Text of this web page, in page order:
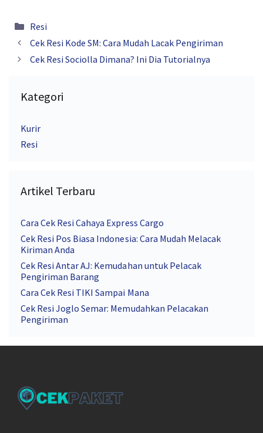
Kategori
Resi
Cek Resi Kode SM: Cara Mudah Lacak Pengiriman
Cek Resi Sociolla Dimana? Ini Dia Tutorialnya
Kategori
Kurir
Resi
Artikel Terbaru
Cara Cek Resi Cahaya Express Cargo
Cek Resi Pos Biasa Indonesia: Cara Mudah Melacak
Kiriman Anda
Cek Resi Antar AJ: Kemudahan untuk Pelacak
Pengiriman Barang
Cara Cek Resi TIKI Sampai Mana
Cek Resi Joglo Semar: Memudahkan Pelacakan
Pengiriman